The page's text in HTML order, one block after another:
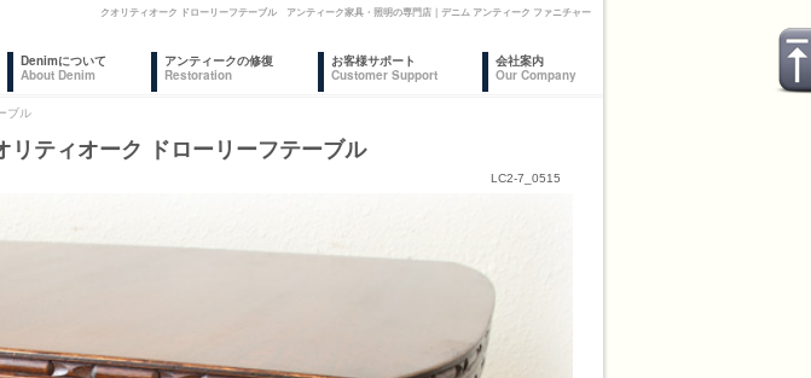
クオリティオーク ドローリーフテーブル アンティーク家具・照明の専門店｜デニム アンティーク ファニチャー
Denimについて
About Denim
アンティークの修復
Restoration
お客様サポート
Customer Support
会社案内
Our Company
ブル
ティオーク ドローリーフテーブル
LC2-7_0515